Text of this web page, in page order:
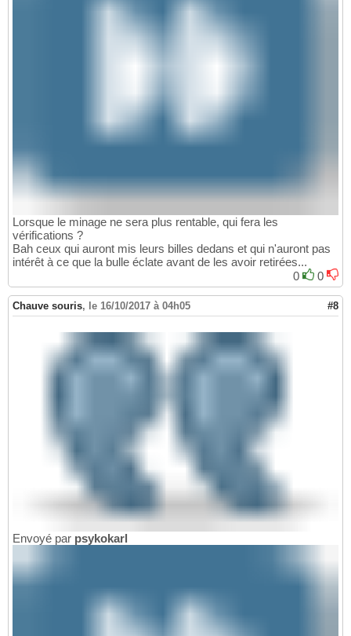
Lorsque le minage ne sera plus rentable, qui fera les
vérifications ?
Bah ceux qui auront mis leurs billes dedans et qui n'auront pas
intérêt à ce que la bulle éclate avant de les avoir retirées...
0
0
Chauve souris, le 16/10/2017 à 04h05 #8
Envoyé par psykokarl